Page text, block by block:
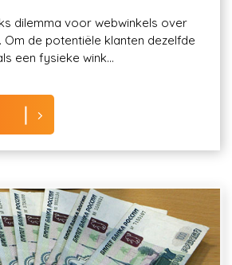
dilemma voor webwinkels over
Om de potentiële klanten dezelfde
een fysieke wink...